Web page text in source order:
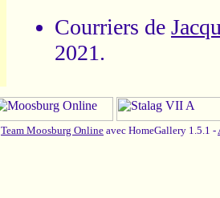
Courriers de
2021.
Team Moosburg Online avec HomeGallery 1.5.1 -